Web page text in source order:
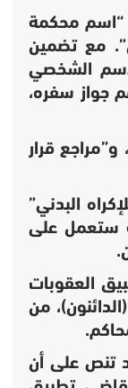
“اسم محكمة
مع تضمين
الشخصي
جواز سفره،
قرار
البدني”
ستعمل على
العقوبات
من
تنص على أن